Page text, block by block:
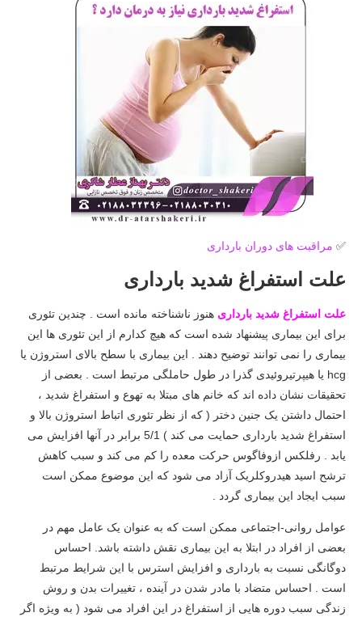
✅ مراقبت های دوران بارداری
علت استفراغ شدید بارداری
علت استفراغ شدید بارداری هنوز ناشناخته مانده است . چندین تئوری
برای این بیماری پیشنهاد شده است که هیچ کدارم از این تئوری ها این
بیماری را نمی توانند توضیح دهند . این بیماری با سطح بالای استروژن یا
hcg یا هیپرتیروئیدی گذرا در طول حاملگی مرتبط است . بعضی از
تحقیقات نشان داده اند که خانم های مبتلا به تهوع و استفراغ شدید ،
احتمال داشتن یک جنین دختر ( که از نظر تئوری اتباط استروژن بالا و
استفراغ شدید بارداری حمایت می کند ) 5/1 برابر در آنها افزایش می
یابد . رفلکس ازوفاگوس حرکت معده را کم می کند و سبب کاهش
ترشح اسید هیدروکلریک آزاد می شود که این موضوع ممکن است
سبب ایجاد این بیماری گردد .
عوامل روانی-اجتماعی ممکن است که به عنوان یک عامل مهم در
بعضی از افراد در ابتلا به این بیماری نقش داشته باشد. احساس
دوگانگی نسبت به بارداری و افزایش استرس با این شرایط مرتبط
است . احساس متضاد با مادر شدن در آینده ، تغییرات بدن و روش
زندگی سبب دوره هایی از استفراغ در این افراد می شود ( به ویژه اگر